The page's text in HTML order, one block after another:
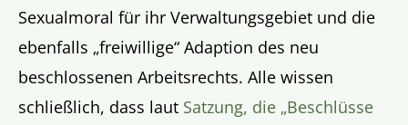
Sexualmoral für ihr Verwaltungsgebiet und die
ebenfalls „freiwillige“ Adaption des neu
beschlossenen Arbeitsrechts. Alle wissen
schließlich, dass laut Satzung, die „Beschlüsse